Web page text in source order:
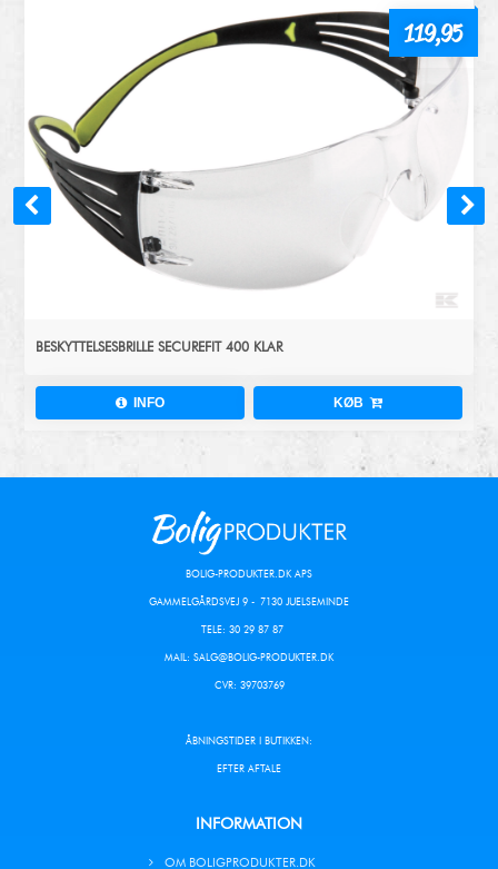
119,95
BESKYTTELSESBRILLE SECUREFIT 400 KLAR
INFO KØB
BOLIG-PRODUKTER.DK APS
GAMMELGÅRDSVEJ 9 - 7130 JUELSEMINDE
TELE: 30 29 87 87
MAIL: SALG@BOLIG-PRODUKTER.DK
CVR: 39703769
ÅBNINGSTIDER I BUTIKKEN:
EFTER AFTALE
INFORMATION
OM BOLIGPRODUKTER.DK